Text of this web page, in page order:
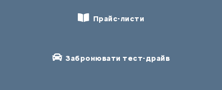
Прайс-листи
Забронювати тест-драйв